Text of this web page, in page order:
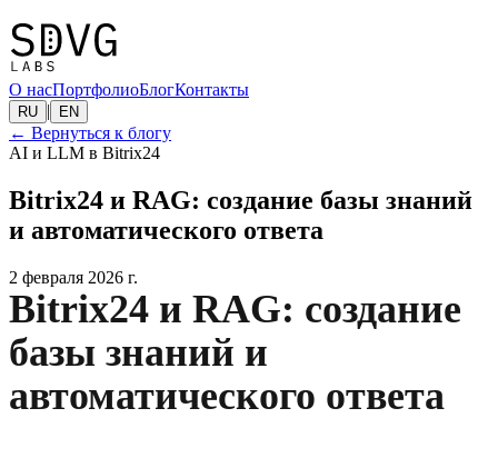
О насПортфолиоБлогКонтакты
RU | EN
← Вернуться к блогу
AI и LLM в Bitrix24
Bitrix24 и RAG: создание базы знаний
и автоматического ответа
2 февраля 2026 г.
Bitrix24 и RAG: создание
базы знаний и
автоматического ответа